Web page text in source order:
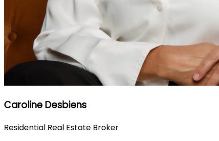
Caroline Desbiens
Residential Real Estate Broker